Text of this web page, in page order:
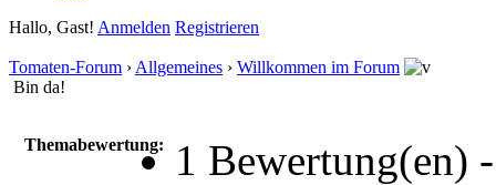
Hallo, Gast! Anmelden Registrieren
Tomaten-Forum › Allgemeines › Willkommen im Forum
Bin da!
Themabewertung: 1 Bewertung(en)